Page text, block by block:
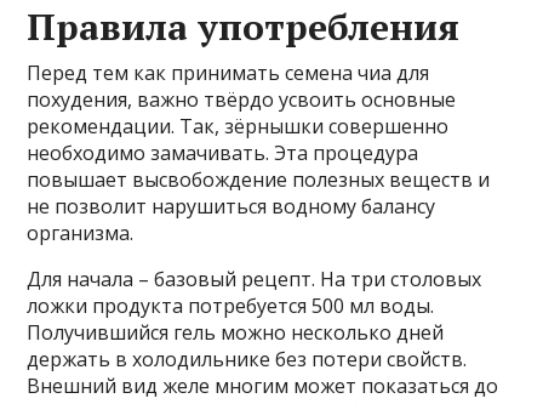
Правила употребления
Перед тем как принимать семена чиа для
похудения, важно твёрдо усвоить основные
рекомендации. Так, зёрнышки совершенно
необходимо замачивать. Эта процедура
повышает высвобождение полезных веществ и
не позволит нарушиться водному балансу
организма.
Для начала – базовый рецепт. На три столовых
ложки продукта потребуется 500 мл воды.
Получившийся гель можно несколько дней
держать в холодильнике без потери свойств.
Внешний вид желе многим может показаться до